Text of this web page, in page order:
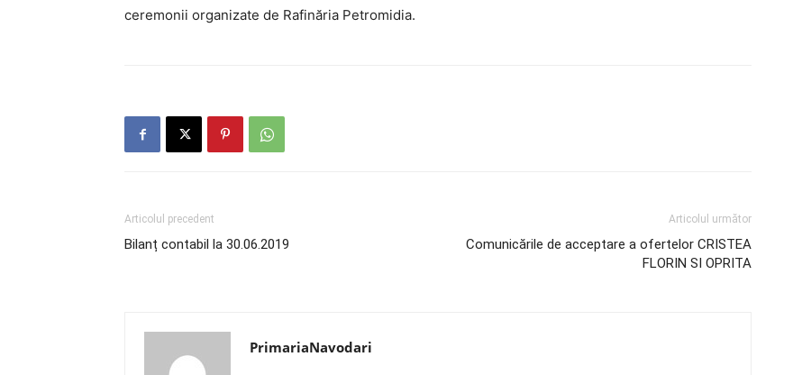
ceremonii organizate de Rafinăria Petromidia.
Articolul precedent
Bilanț contabil la 30.06.2019
Articolul următor
Comunicările de acceptare a ofertelor CRISTEA
FLORIN SI OPRITA
PrimariaNavodari